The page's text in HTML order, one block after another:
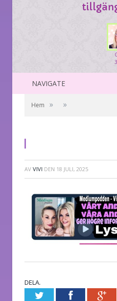
NAVIGATE
Hem » »
AV VIVI DEN 18 JULI, 2025
DELA.
TwitterFacebook